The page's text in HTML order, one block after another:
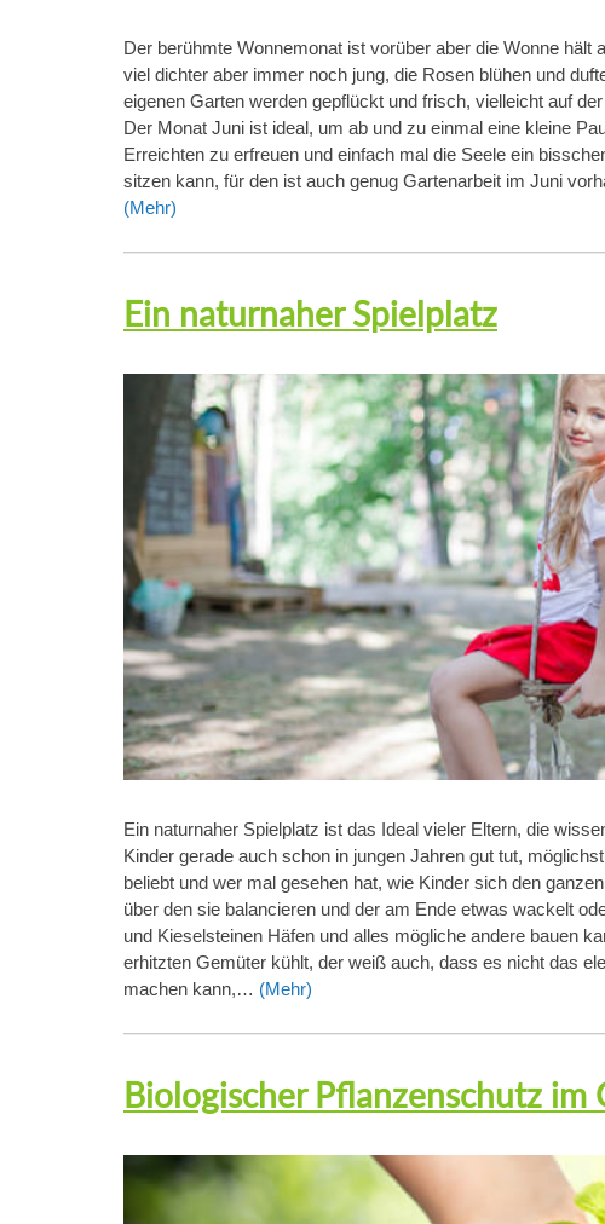
Der berühmte Wonnemonat ist vorüber aber die Wonne
viel dichter aber immer noch jung, die Rosen blühen und
eigenen Garten werden gepflückt und frisch, vielleicht auf
Der Monat Juni ist ideal, um ab und zu einmal eine kleine
Erreichten zu erfreuen und einfach mal die Seele ein
sitzen kann, für den ist auch genug Gartenarbeit im Juni
(Mehr)
Ein naturnaher Spielplatz
Ein naturnaher Spielplatz ist das Ideal vieler Eltern, die
Kinder gerade auch schon in jungen Jahren gut tut,
beliebt und wer mal gesehen hat, wie Kinder sich den
über den sie balancieren und der am Ende etwas wackelt
und Kieselsteinen Häfen und alles mögliche andere bauen
erhitzten Gemüter kühlt, der weiß auch, dass es nicht das
machen kann,… (Mehr)
Biologischer Pflanzenschutz im